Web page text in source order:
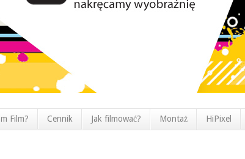
Film? Cennik Jak filmować? Montaż HiPixel